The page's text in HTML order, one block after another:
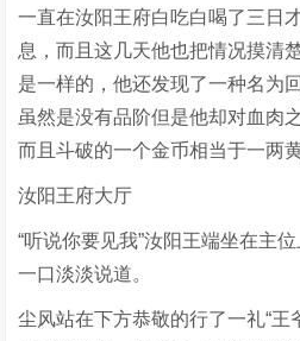
一直在汝阳王府白吃白喝了三日
息，而且这几天他也把情况摸清
是一样的，他还发现了一种名为
虽然是没有品阶但是他却对血肉
而且斗破的一个金币相当于一两
汝阳王府大厅
“听说你要见我”汝阳王端坐在主
一口淡淡说道。
尘风站在下方恭敬的行了一礼“